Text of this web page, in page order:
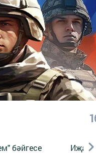
бәйгесе Иҗат